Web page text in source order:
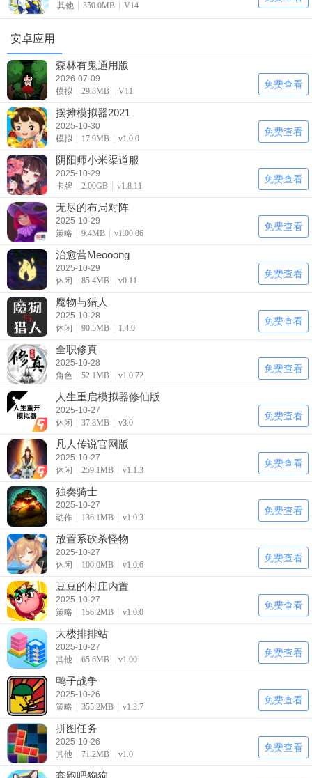
其他
350.0MB V14
安卓应用
森林有鬼通用版
2026-07-09
模拟
29.8MB V11
免费查看
摆摊模拟器2021
2025-10-30
模拟
17.9MB v1.0.0
免费查看
阴阳师小米渠道服
2025-10-29
卡牌
2.00GB v1.8.11
免费查看
无尽的布局对阵
2025-10-29
策略
9.4MB v1.00.86
免费查看
治愈营Meooong
2025-10-29
休闲
85.4MB v0.11
免费查看
魔物与猎人
2025-10-28
休闲
90.5MB 1.4.0
免费查看
全职修真
2025-10-28
角色
52.1MB v1.0.72
免费查看
人生重启模拟器修仙版
2025-10-27
休闲
37.8MB v3.0
免费查看
凡人传说官网版
2025-10-27
休闲
259.1MB v1.1.3
免费查看
独奏骑士
2025-10-27
动作
136.1MB v1.0.3
免费查看
放置系砍杀怪物
2025-10-27
休闲
100.0MB v1.0.6
免费查看
豆豆的村庄内置
2025-10-27
策略
156.2MB v1.0.0
免费查看
大楼排排站
2025-10-27
其他
65.6MB v1.00
免费查看
鸭子战争
2025-10-26
策略
355.2MB v1.3.7
免费查看
拼图任务
2025-10-26
其他
71.2MB v1.0
免费查看
奔跑吧狗狗